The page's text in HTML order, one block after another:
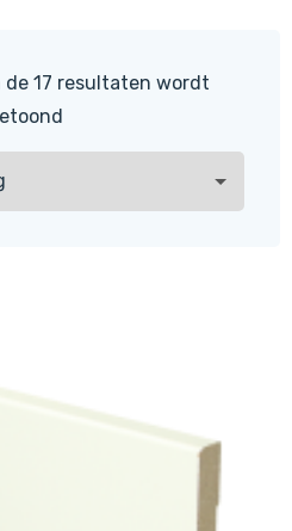
de 17 resultaten wordt